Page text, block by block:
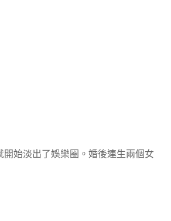
始淡出了娛樂圈。婚後連生兩個女